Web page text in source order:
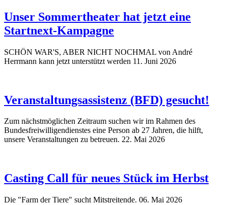
Unser Sommertheater hat jetzt eine
Startnext-Kampagne
SCHÖN WAR'S, ABER NICHT NOCHMAL von André
Herrmann kann jetzt unterstützt werden 11. Juni 2026
Veranstaltungsassistenz (BFD) gesucht!
Zum nächstmöglichen Zeitraum suchen wir im Rahmen des
Bundesfreiwilligendienstes eine Person ab 27 Jahren, die hilft,
unsere Veranstaltungen zu betreuen. 22. Mai 2026
Casting Call für neues Stück im Herbst
Die "Farm der Tiere" sucht Mitstreitende. 06. Mai 2026